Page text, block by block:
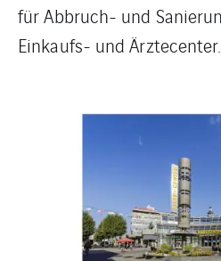
für Abbruch- und
Einkaufs- und Ärztecenter.